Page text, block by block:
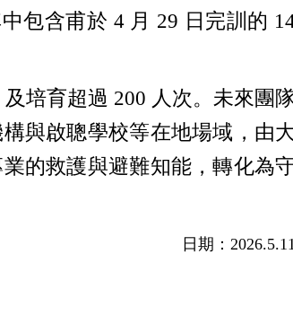
包含甫於 4 月 29 日完訓的
培育超過 200 人次。未來團
與啟聰學校等在地場域，由
的救護與避難知能，轉化為
日期：